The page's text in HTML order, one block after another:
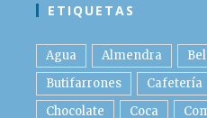
ETIQUETAS
Agua Almendra
Butifarrones
Cafetería
Chocolate
Coca